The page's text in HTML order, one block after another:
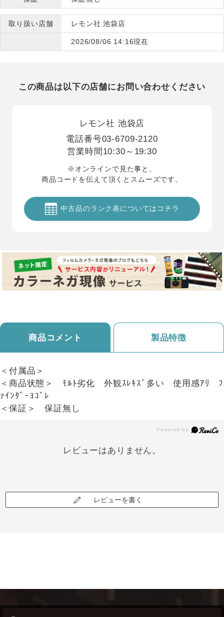
取り扱い店舗 レモン社 池袋店
2026/08/06 14:16現在
この商品は以下の店舗にお問い合わせください
レモン社 池袋店
電話番号03-6709-2120
営業時間 10:30～19:30
※オンラインで見た事と、
商品コードを伝えて頂くとスムーズです。
中古品のランク表についてはコチラ
商品コメント 製品特徴
＜付属品＞
＜商品状態＞ ﾓﾙﾄ劣化 外観ｽﾚｷｽﾞ多い 使用感ｱﾘ ﾌ
ｧｲﾝﾀﾞｰﾖｺﾞﾚ
＜保証＞ 保証無し
レビューはありません。
レビューを書く